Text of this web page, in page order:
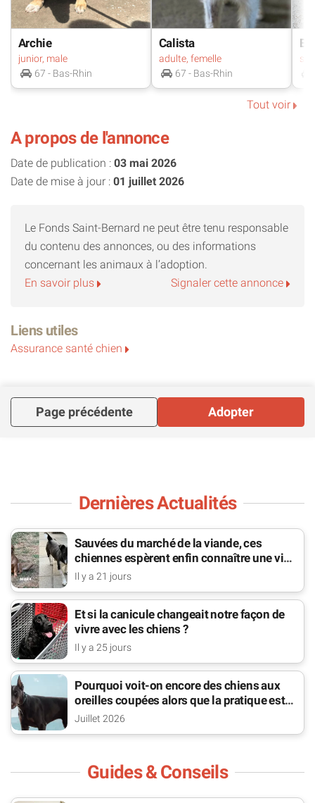
N’hésitez pas à nous contacter si vous avez la moindre
interrogation, nous nous ferons un plaisir de répondre.
Archie
junior, male
67 - Bas-Rhin
Calista
adulte, femelle
67 - Bas-Rhin
Tout voir
A propos de l'annonce
Date de publication : 03 mai 2026
Date de mise à jour : 01 juillet 2026
Le Fonds Saint-Bernard ne peut être tenu responsable
du contenu des annonces, ou des informations
concernant les animaux à l’adoption.
En savoir plus
Signaler cette annonce
Liens utiles
Assurance santé chien
Page précédente Adopter
Dernières Actualités
Sauvées du marché de la viande, ces
chiennes espèrent enfin connaître une vie
de famille
Il y a 21 jours
Et si la canicule changeait notre façon de
vivre avec les chiens ?
Il y a 25 jours
Pourquoi voit-on encore des chiens aux
oreilles coupées alors que la pratique est
interdite ?
Juillet 2026
Guides & Conseils